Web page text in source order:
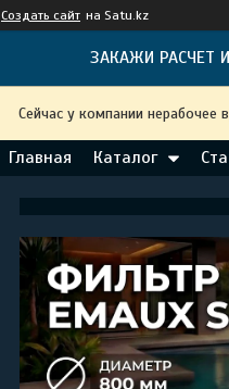
Создать сайт на Satu.kz
ЗАКАЖИ РАСЧЕТ
Сейчас у компании
Главная Каталог